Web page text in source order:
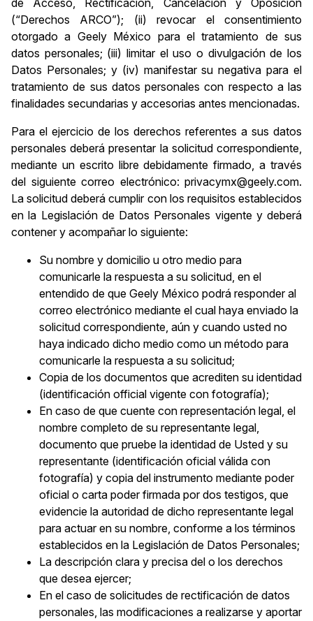
de Acceso, Rectificación, Cancelación y Oposición
(“Derechos ARCO”); (ii) revocar el consentimiento
otorgado a Geely México para el tratamiento de sus
datos personales; (iii) limitar el uso o divulgación de los
Datos Personales; y (iv) manifestar su negativa para el
tratamiento de sus datos personales con respecto a las
finalidades secundarias y accesorias antes mencionadas.
Para el ejercicio de los derechos referentes a sus datos
personales deberá presentar la solicitud correspondiente,
mediante un escrito libre debidamente firmado, a través
del siguiente correo electrónico: privacymx@geely.com.
La solicitud deberá cumplir con los requisitos establecidos
en la Legislación de Datos Personales vigente y deberá
contener y acompañar lo siguiente:
Su nombre y domicilio u otro medio para
comunicarle la respuesta a su solicitud, en el
entendido de que Geely México podrá responder al
correo electrónico mediante el cual haya enviado la
solicitud correspondiente, aún y cuando usted no
haya indicado dicho medio como un método para
comunicarle la respuesta a su solicitud;
Copia de los documentos que acrediten su identidad
(identificación official vigente con fotografía);
En caso de que cuente con representación legal, el
nombre completo de su representante legal,
documento que pruebe la identidad de Usted y su
representante (identificación oficial válida con
fotografía) y copia del instrumento mediante poder
oficial o carta poder firmada por dos testigos, que
evidencie la autoridad de dicho representante legal
para actuar en su nombre, conforme a los términos
establecidos en la Legislación de Datos Personales;
La descripción clara y precisa del o los derechos
que desea ejercer;
En el caso de solicitudes de rectificación de datos
personales, las modificaciones a realizarse y aportar